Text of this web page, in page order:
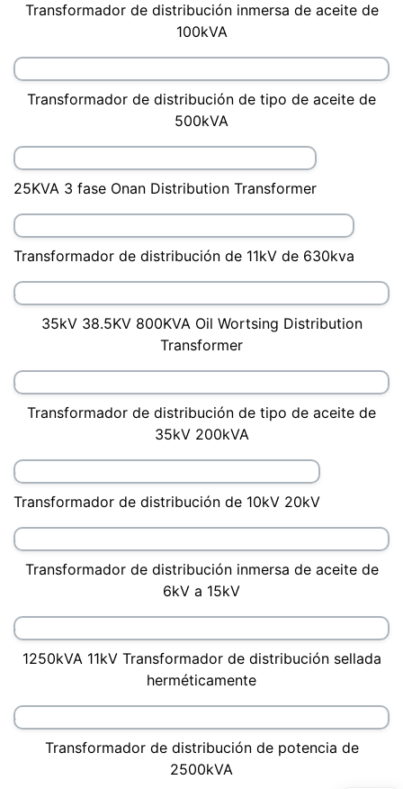
Transformador de distribución de tipo de aceite de
630kVA
Transformador de distribución inmersa de aceite de
100kVA
Transformador de distribución de tipo de aceite de
500kVA
25KVA 3 fase Onan Distribution Transformer
Transformador de distribución de 11kV de 630kva
35kV 38.5KV 800KVA Oil Wortsing Distribution